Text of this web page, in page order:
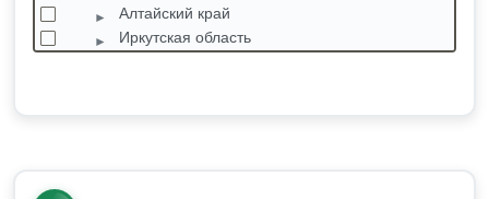
Алтайский край
Иркутская область